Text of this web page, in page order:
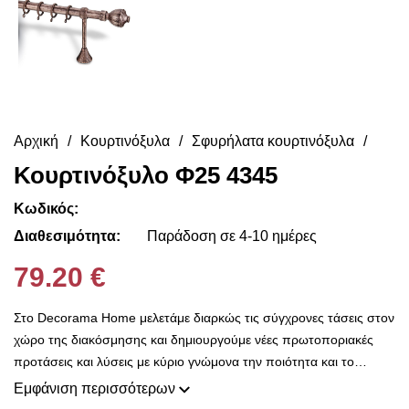
Αρχική Κουρτινόξυλα Σφυρήλατα κουρτινόξυλα
Κουρτινόξυλο Φ25 4345
Κωδικός:
Διαθεσιμότητα:
Παράδοση σε 4-10 ημέρες
79.20 €
Στο Decorama Home μελετάμε διαρκώς τις σύγχρονες τάσεις στον
χώρο της διακόσμησης και δημιουργούμε νέες πρωτοποριακές
προτάσεις και λύσεις με κύριο γνώμονα την ποιότητα και το
ασύγκριτο design, προκειμένου να είμαστε πάντοτε σε θέση να
Εμφάνιση περισσότερων